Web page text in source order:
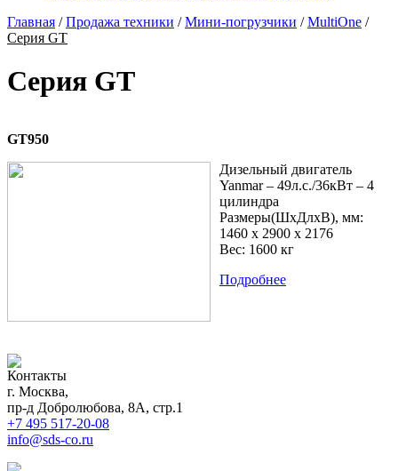
Главная /Продажа техники /Мини-погрузчики /MultiOne /
Серия GT
Серия GT
GT950
Дизельный двигатель
Yanmar – 49л.с./36кВт – 4
цилиндра
Размеры(ШхДлхВ), мм:
1460 x 2900 x 2176
Вес: 1600 кг
Подробнее
Контакты
г. Москва,
пр-д Добролюбова, 8А, стр.1
+7 495 517-20-08
info@sds-co.ru